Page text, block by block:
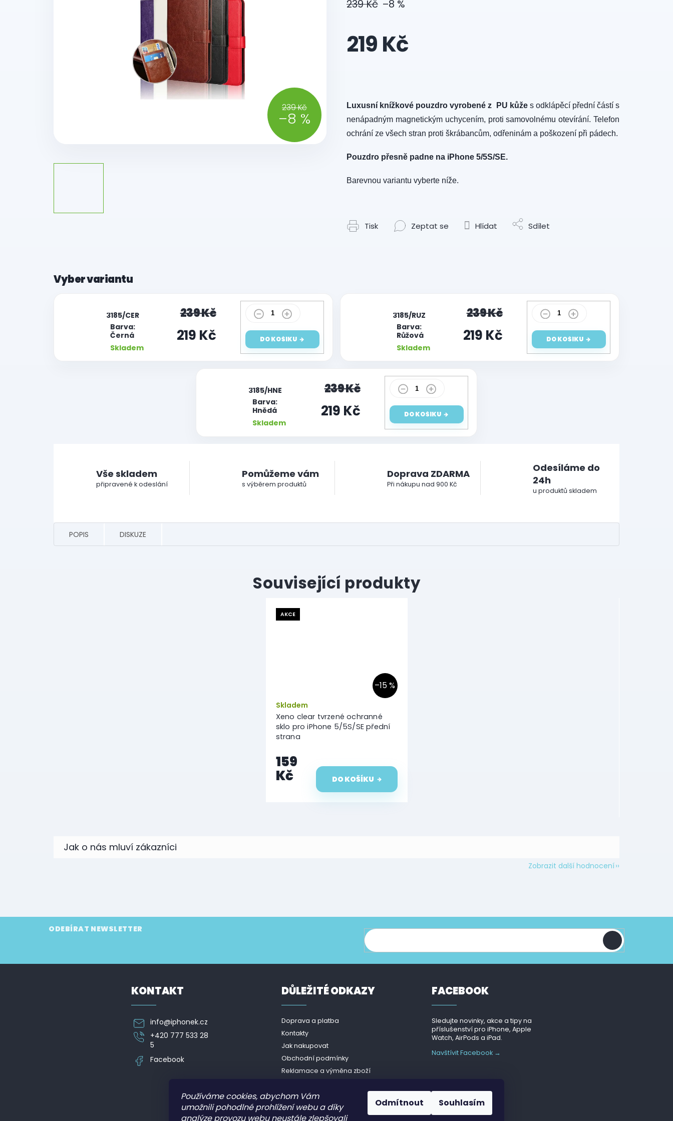
Používáme cookies, abychom Vám
umožnili pohodlné prohlížení webu a díky
analýze provozu webu neustále zlepšovali
Odmítnout Souhlasím
239 Kč
–8 %
239 Kč –8 %
219 Kč
Luxusní knížkové pouzdro vyrobené z PU kůžes odklápěcí přední částí s
nenápadným magnetickým uchycením, proti samovolnému otevírání. Telefon
ochrání ze všech stran proti škrábancům, odřeninám a poškození při pádech.
Pouzdro přesně padne na iPhone 5/5S/SE.
Barevnou variantu vyberte níže.
Tisk Zeptat se Hlídat Sdílet
Barva:
Černá
Skladem
3185/CER
239 Kč
219 Kč DO KOŠÍKU
Barva:
Růžová
Skladem
3185/RUZ
239 Kč
219 Kč DO KOŠÍKU
Barva:
Hnědá
Skladem
3185/HNE
239 Kč
219 Kč DO KOŠÍKU
Vše skladem
připravené k odeslání
Pomůžeme vám
s výběrem produktů
Doprava ZDARMA
Při nákupu nad 900 Kč
Odesíláme do
24h
u produktů skladem
POPIS DISKUZE
Související produkty
AKCE
–15 %
Xeno clear tvrzené ochranné
sklo pro iPhone 5/5S/SE přední
strana
hvězdiček.
Skladem
159
Kč DO KOŠÍKU
Zobrazit další hodnocení
t
ODEBÍRAT NEWSLETTER
KONTAKT
info@iphonek.cz
+420 777 533 28
5
Facebook
DŮLEŽITÉ ODKAZY
Doprava a platba
Kontakty
Jak nakupovat
Obchodní podmínky
Reklamace a výměna zboží
údajů - GDPR
FACEBOOK
Sledujte novinky, akce a tipy na
příslušenství pro iPhone, Apple
Watch, AirPods a iPad.
Navštívit Facebook →